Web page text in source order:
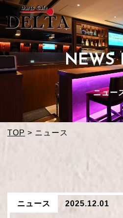
NEWS
ニュー
TOP > ニュース
ニュース 2025.12.01